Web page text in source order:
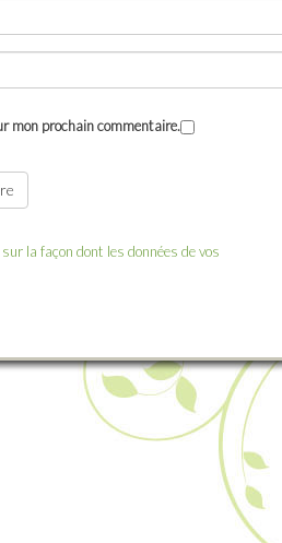
mon prochain commentaire.
la façon dont les données de vos